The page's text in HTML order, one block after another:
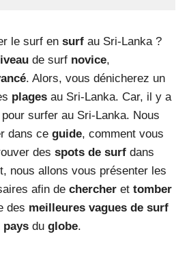
le surf en surf au Sri-Lanka ?
de surf novice,
. Alors, vous dénicherez un
plages au Sri-Lanka. Car, il y a
surfer au Sri-Lanka. Nous
dans ce guide, comment vous
des spots de surf dans
nous allons vous présenter les
afin de chercher et tomber
des meilleures vagues de surf
pays du globe.